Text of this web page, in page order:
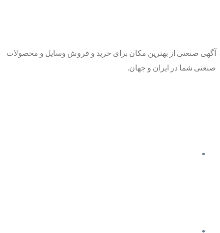
آگهی صنعتی از بهترین مکان برای خرید و فروش وسایل و محصولات
صنعتی شما در ایران و جهان.